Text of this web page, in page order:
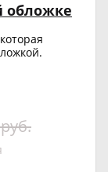
обложке
руб.